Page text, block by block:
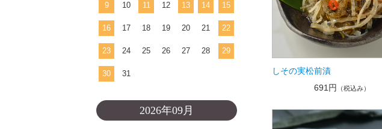
しその実松前漬
691円
（税込み）
9 10 11 12 13 14 15
16 17 18 19 20 21 22
23 24 25 26 27 28 29
30 31
2026年09月